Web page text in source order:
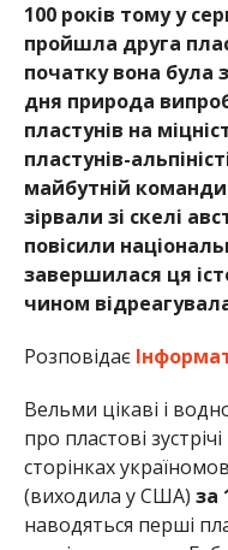
100 років тому у
пройшла друга
початку вона
дня природа
пластунів на
пластунів-
майбутній
зірвали зі скелі
повісили
завершилася ця
чином
Розповідає
Вельми цікаві і
про пластові
сторінках
(виходила у США) за
наводяться перші